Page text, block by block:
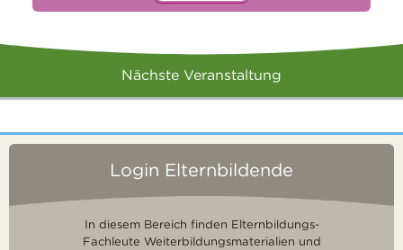
Nächste Veranstaltung
Login Elternbildende
In diesem Bereich finden Elternbildungs-
Fachleute Weiterbildungsmaterialien und